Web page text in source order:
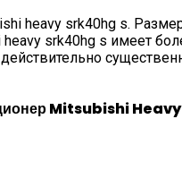
heavy srk40hg s.
srk40hg s имеет
Mitsubishi